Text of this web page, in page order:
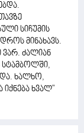
სიჩუმის
მინახავს.
ძალიან
სტამბოლში,
ხალხო,
ხვალ"